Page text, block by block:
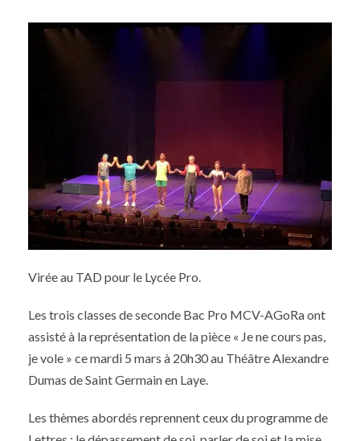
Virée au TAD pour le Lycée Pro.
Les trois classes de seconde Bac Pro MCV-AGoRa ont
assisté à la représentation de la pièce « Je ne cours pas,
je vole » ce mardi 5 mars à 20h30 au Théâtre Alexandre
Dumas de Saint Germain en Laye.
Les thèmes abordés reprennent ceux du programme de